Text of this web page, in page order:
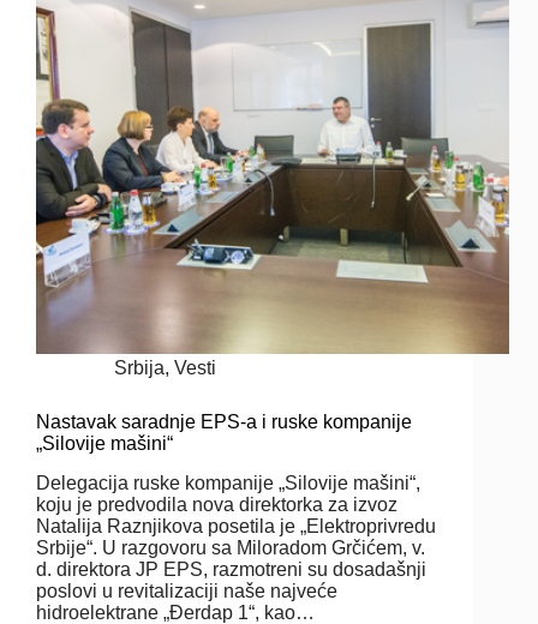
Srbija,Vesti
Nastavak saradnje EPS-a i ruske kompanije
„Silovije mašini“
Delegacija ruske kompanije „Silovije mašini“,
koju je predvodila nova direktorka za izvoz
Natalija Raznjikova posetila je „Elektroprivredu
Srbije“. U razgovoru sa Miloradom Grčićem, v.
d. direktora JP EPS, razmotreni su dosadašnji
poslovi u revitalizaciji naše najveće
hidroelektrane „Đerdap 1“, kao…